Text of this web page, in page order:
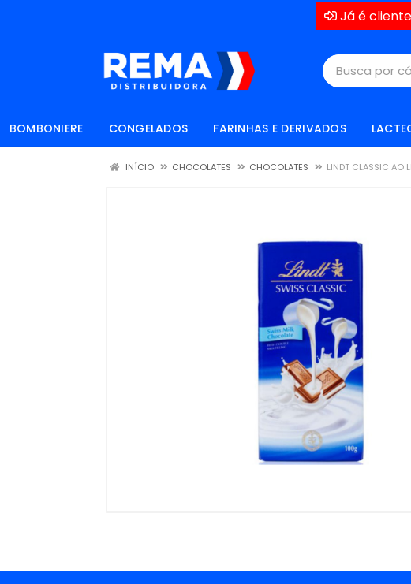
Já é
BOMBONIERE CONGELADOS FARINHAS E DERIVADOS
INÍCIO CHOCOLATES CHOCOLATES LINDT CLASSIC AO